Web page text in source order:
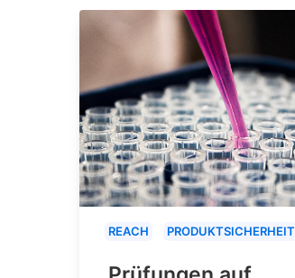
REACH PRODUKTSICHERHEIT